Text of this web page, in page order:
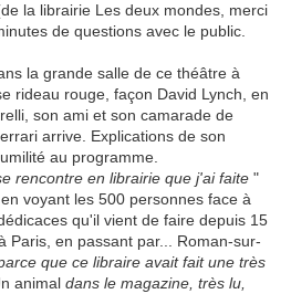
la librairie Les deux mondes, merci
de questions avec le public.
la grande salle de ce théâtre à
rideau rouge, façon David Lynch, en
son ami et son camarade de
arrive. Explications de son
au programme.
rencontre en librairie que j'ai faite "
voyant les 500 personnes face à
qu'il vient de faire depuis 15
Paris, en passant par... Roman-sur-
que ce libraire avait fait une très
animal dans le magazine, très lu,